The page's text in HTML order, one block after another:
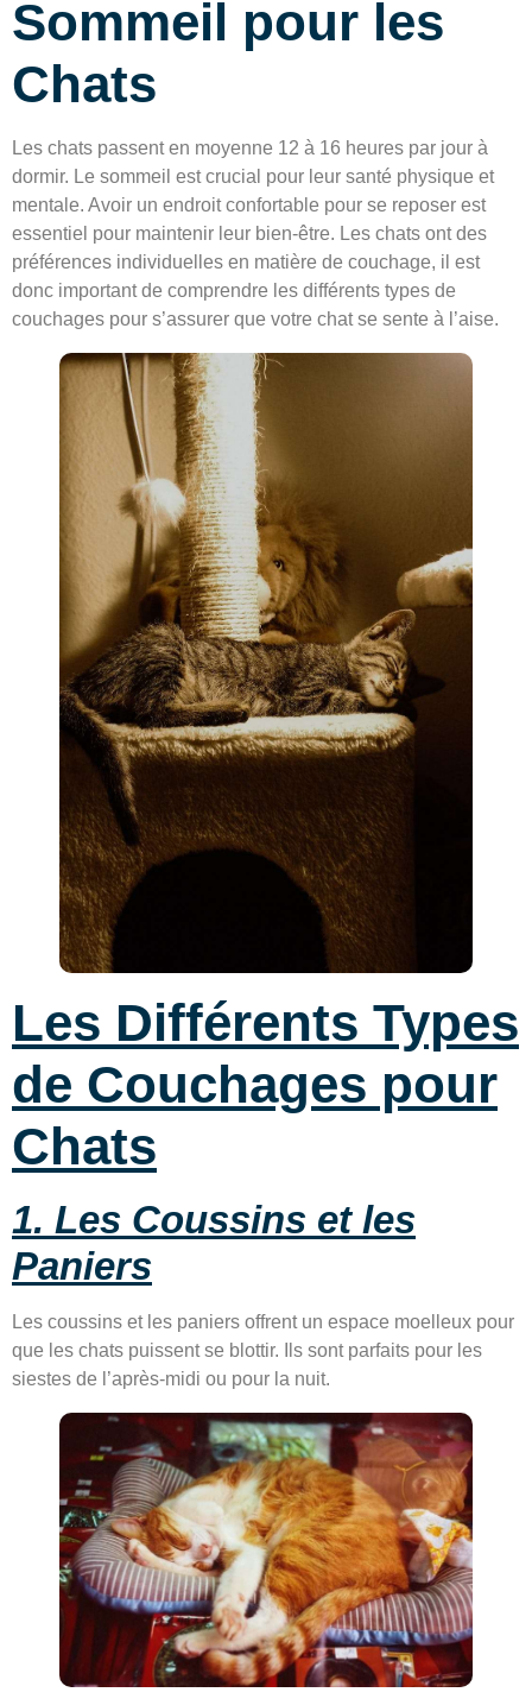
Sommeil pour les
Chats
Les chats passent en moyenne 12 à 16 heures par jour à
dormir. Le sommeil est crucial pour leur santé physique et
mentale. Avoir un endroit confortable pour se reposer est
essentiel pour maintenir leur bien-être. Les chats ont des
préférences individuelles en matière de couchage, il est
donc important de comprendre les différents types de
couchages pour s’assurer que votre chat se sente à l’aise.
Les Différents Types
de Couchages pour
Chats
1. Les Coussins et les
Paniers
Les coussins et les paniers offrent un espace moelleux pour
que les chats puissent se blottir. Ils sont parfaits pour les
siestes de l’après-midi ou pour la nuit.